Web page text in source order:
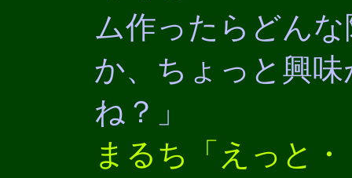
ム作ったらどん
か、ちょっと興
ね？」
まるち「えっと